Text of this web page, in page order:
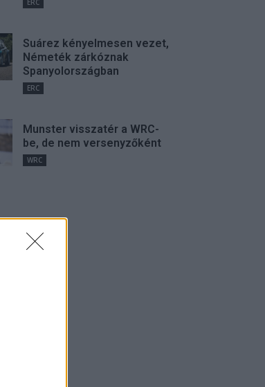
ERC
Suárez kényelmesen vezet,
Németék zárkóznak
Spanyolországban
ERC
Munster visszatér a WRC-
be, de nem versenyzőként
WRC